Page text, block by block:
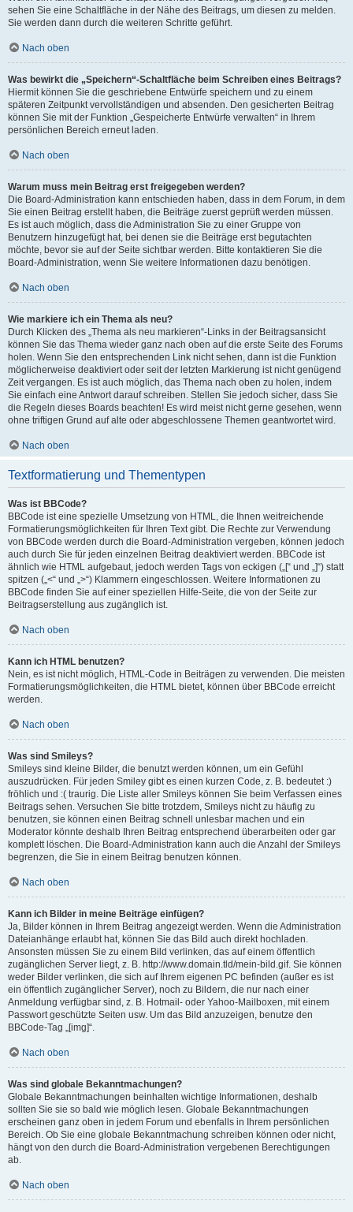
sehen Sie eine Schaltfläche in der Nähe des Beitrags, um diesen zu melden.
Sie werden dann durch die weiteren Schritte geführt.
Nach oben
Was bewirkt die „Speichern“-Schaltfläche beim Schreiben eines Beitrags?
Hiermit können Sie die geschriebene Entwürfe speichern und zu einem
späteren Zeitpunkt vervollständigen und absenden. Den gesicherten Beitrag
können Sie mit der Funktion „Gespeicherte Entwürfe verwalten“ in Ihrem
persönlichen Bereich erneut laden.
Nach oben
Warum muss mein Beitrag erst freigegeben werden?
Die Board-Administration kann entschieden haben, dass in dem Forum, in dem
Sie einen Beitrag erstellt haben, die Beiträge zuerst geprüft werden müssen.
Es ist auch möglich, dass die Administration Sie zu einer Gruppe von
Benutzern hinzugefügt hat, bei denen sie die Beiträge erst begutachten
möchte, bevor sie auf der Seite sichtbar werden. Bitte kontaktieren Sie die
Board-Administration, wenn Sie weitere Informationen dazu benötigen.
Nach oben
Wie markiere ich ein Thema als neu?
Durch Klicken des „Thema als neu markieren“-Links in der Beitragsansicht
können Sie das Thema wieder ganz nach oben auf die erste Seite des Forums
holen. Wenn Sie den entsprechenden Link nicht sehen, dann ist die Funktion
möglicherweise deaktiviert oder seit der letzten Markierung ist nicht genügend
Zeit vergangen. Es ist auch möglich, das Thema nach oben zu holen, indem
Sie einfach eine Antwort darauf schreiben. Stellen Sie jedoch sicher, dass Sie
die Regeln dieses Boards beachten! Es wird meist nicht gerne gesehen, wenn
ohne triftigen Grund auf alte oder abgeschlossene Themen geantwortet wird.
Nach oben
Textformatierung und Thementypen
Was ist BBCode?
BBCode ist eine spezielle Umsetzung von HTML, die Ihnen weitreichende
Formatierungsmöglichkeiten für Ihren Text gibt. Die Rechte zur Verwendung
von BBCode werden durch die Board-Administration vergeben, können jedoch
auch durch Sie für jeden einzelnen Beitrag deaktiviert werden. BBCode ist
ähnlich wie HTML aufgebaut, jedoch werden Tags von eckigen („[“ und „]“) statt
spitzen („<“ und „>“) Klammern eingeschlossen. Weitere Informationen zu
BBCode finden Sie auf einer speziellen Hilfe-Seite, die von der Seite zur
Beitragserstellung aus zugänglich ist.
Nach oben
Kann ich HTML benutzen?
Nein, es ist nicht möglich, HTML-Code in Beiträgen zu verwenden. Die meisten
Formatierungsmöglichkeiten, die HTML bietet, können über BBCode erreicht
werden.
Nach oben
Was sind Smileys?
Smileys sind kleine Bilder, die benutzt werden können, um ein Gefühl
auszudrücken. Für jeden Smiley gibt es einen kurzen Code, z. B. bedeutet :)
fröhlich und :( traurig. Die Liste aller Smileys können Sie beim Verfassen eines
Beitrags sehen. Versuchen Sie bitte trotzdem, Smileys nicht zu häufig zu
benutzen, sie können einen Beitrag schnell unlesbar machen und ein
Moderator könnte deshalb Ihren Beitrag entsprechend überarbeiten oder gar
komplett löschen. Die Board-Administration kann auch die Anzahl der Smileys
begrenzen, die Sie in einem Beitrag benutzen können.
Nach oben
Kann ich Bilder in meine Beiträge einfügen?
Ja, Bilder können in Ihrem Beitrag angezeigt werden. Wenn die Administration
Dateianhänge erlaubt hat, können Sie das Bild auch direkt hochladen.
Ansonsten müssen Sie zu einem Bild verlinken, das auf einem öffentlich
zugänglichen Server liegt, z. B. http://www.domain.tld/mein-bild.gif. Sie können
weder Bilder verlinken, die sich auf Ihrem eigenen PC befinden (außer es ist
ein öffentlich zugänglicher Server), noch zu Bildern, die nur nach einer
Anmeldung verfügbar sind, z. B. Hotmail- oder Yahoo-Mailboxen, mit einem
Passwort geschützte Seiten usw. Um das Bild anzuzeigen, benutze den
BBCode-Tag „[img]“.
Nach oben
Was sind globale Bekanntmachungen?
Globale Bekanntmachungen beinhalten wichtige Informationen, deshalb
sollten Sie sie so bald wie möglich lesen. Globale Bekanntmachungen
erscheinen ganz oben in jedem Forum und ebenfalls in Ihrem persönlichen
Bereich. Ob Sie eine globale Bekanntmachung schreiben können oder nicht,
hängt von den durch die Board-Administration vergebenen Berechtigungen
ab.
Nach oben